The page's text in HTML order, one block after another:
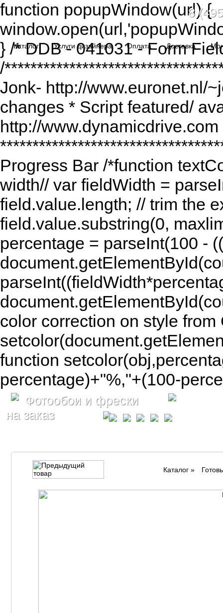
function popupWindow(url) {
} /* DDB - 041031 - Form
/
Jonk- http://www.euronet.nl/
changes * Script featured/
http://
Progress Bar /*function
width// var fieldWidth =
field.value.length; // trim the
field.value.substring(0,
percentage = parseInt(100 -
color correction on style
function
percentage)+"%,"+(100-
Фотообои и фрески
на заказ
8
Каталог Услуги дизайнера Оплата Доставка
Каталог»